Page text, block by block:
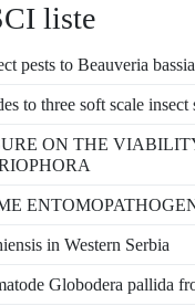
liste
pests to Beauveria
to three soft scale insect
ON THE
in Western Serbia
Globodera pallida